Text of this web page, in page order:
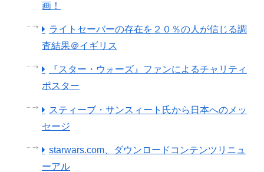
画！
ライトセーバーの存在を２０％の人が信じる調
査結果＠イギリス
『スター・ウォーズ』ファンによるチャリティ
ポスター
スティーブ・サンスィート氏から日本へのメッ
セージ
starwars.com、ダウンロードコンテンツリニュ
ーアル